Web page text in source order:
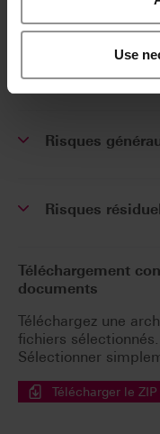
Use
Risques
Risques
Téléchargement
documents
Téléchargez une
fichiers sélectionnés.
Sélectionner
Télécharger le ZIP